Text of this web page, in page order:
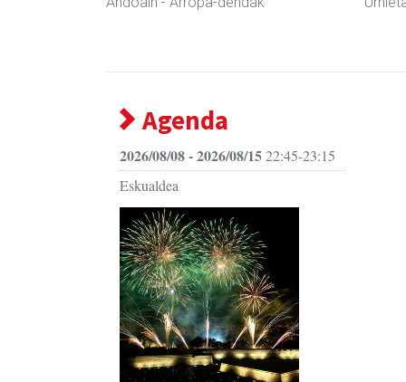
Agenda
2026/08/08 - 2026/08/1522:45-23:15
Eskualdea